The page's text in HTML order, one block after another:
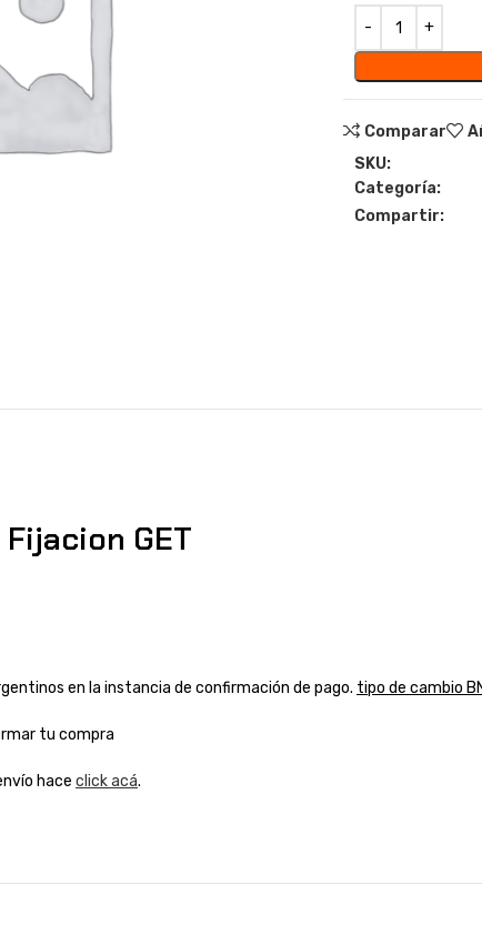
Comparar
SKU:
Categoría:
Compartir:
Fijacion GET
en la instancia de confirmación de pago. tipo de cambio
tu compra
hace click acá.